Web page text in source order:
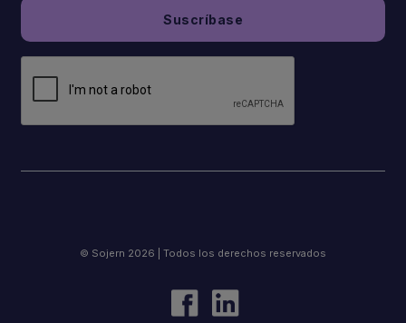
© Sojern 2026 | Todos los derechos reservados